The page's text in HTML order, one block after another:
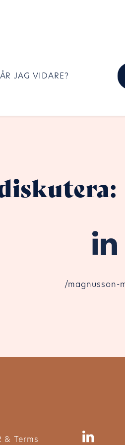
JAG VIDARE?
/magnusson-
& Terms